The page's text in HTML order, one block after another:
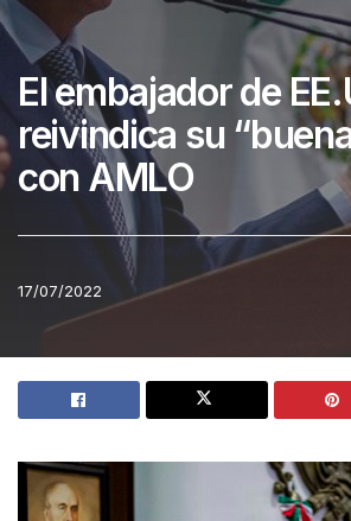
El embajador de
reivindica su
con AMLO
17/07/2022